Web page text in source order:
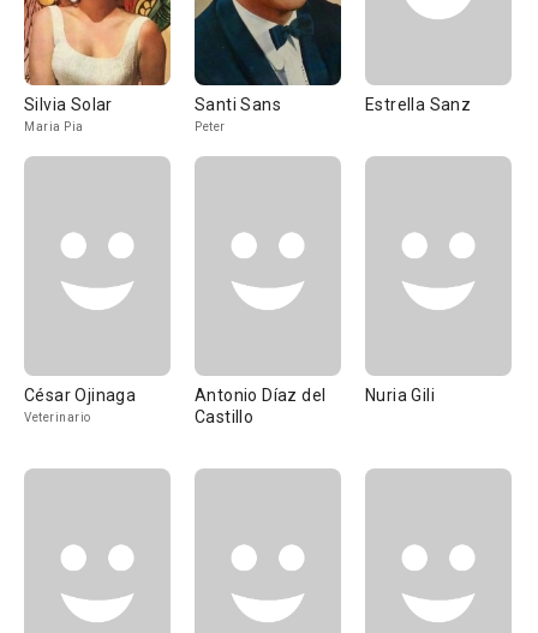
Silvia Solar
Maria Pia
Santi Sans
Peter
Estrella Sanz
César Ojinaga
Veterinario
Antonio Díaz del
Castillo
Nuria Gili